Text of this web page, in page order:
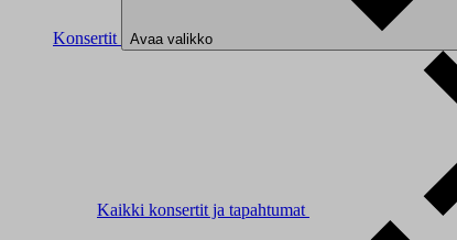
Konsertit Avaa valikko
Kaikki konsertit ja tapahtumat